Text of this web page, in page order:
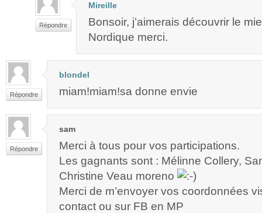
Répondre
Mireille
Bonsoir, j’aimerais découvrir le
Nordique merci.
Répondre
blondel
miam!miam!sa donne envie
Répondre
sam
Merci à tous pour vos participations.
Les gagnants sont : Mélinne Collery,
Christine Veau moreno
Merci de m’envoyer vos coordonnées
contact ou sur FB en MP